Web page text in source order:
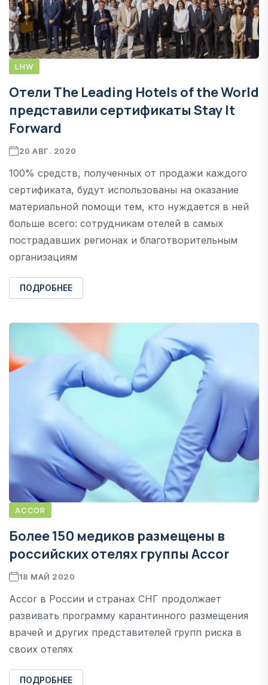
LHW
Отели The Leading Hotels of the World
представили сертификаты Stay It
Forward
20 АВГ. 2020
100% средств, полученных от продажи каждого
сертификата, будут использованы на оказание
материальной помощи тем, кто нуждается в ней
больше всего: сотрудникам отелей в самых
пострадавших регионах и благотворительным
организациям
ПОДРОБНЕЕ
ACCOR
Более 150 медиков размещены в
российских отелях группы Accor
18 МАЙ 2020
Accor в России и странах СНГ продолжает
развивать программу карантинного размещения
врачей и других представителей групп риска в
своих отелях
ПОДРОБНЕЕ